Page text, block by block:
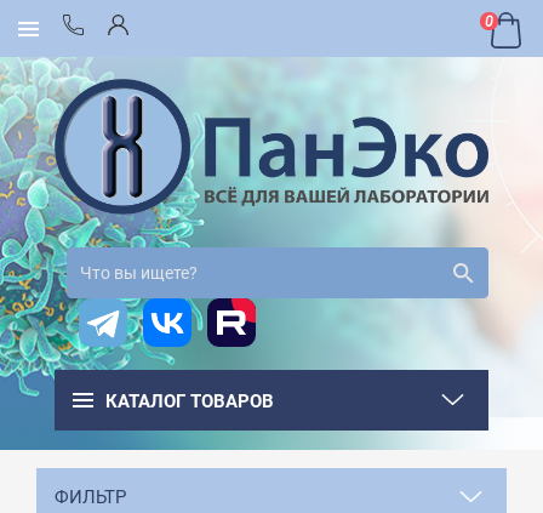
0
КАТАЛОГ ТОВАРОВ
ФИЛЬТР